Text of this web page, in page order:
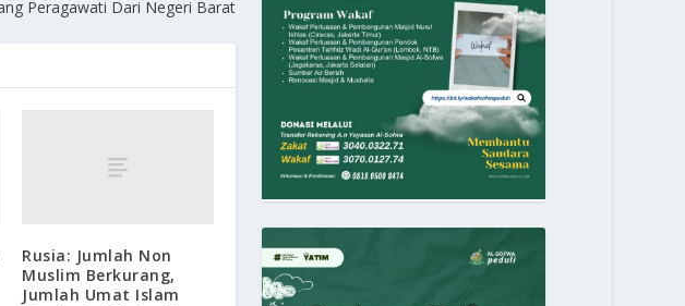
Peragawati Dari Negeri Barat
Rusia: Jumlah Non
Muslim Berkurang,
Jumlah Umat Islam